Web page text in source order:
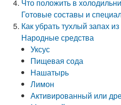
Что положить в
Готовые составы и
Как убрать тухлый запах
Народные средства
Уксус
Пищевая сода
Нашатырь
Лимон
Активированный или